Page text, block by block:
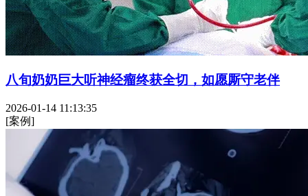
八旬奶奶巨大听神经瘤终获全切，如愿厮守老伴
2026-01-14 11:13:35
[案例]